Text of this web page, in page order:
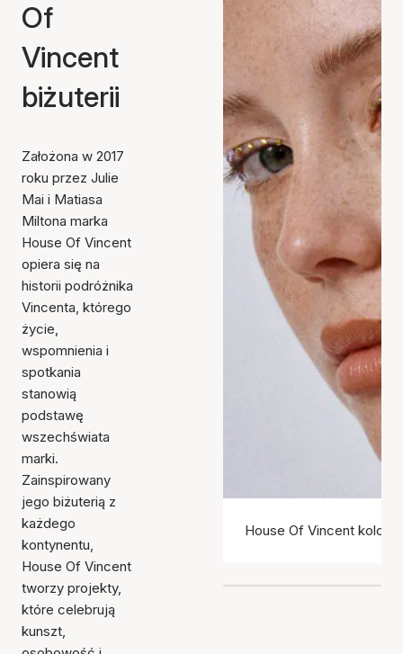
Of
Vincent
biżuterii
Założona w 2017
roku przez Julie
Mai i Matiasa
Miltona marka
House Of Vincent
opiera się na
historii podróżnika
Vincenta, którego
życie,
wspomnienia i
spotkania
stanowią
podstawę
wszechświata
marki.
Zainspirowany
jego biżuterią z
każdego
kontynentu,
House Of Vincent
tworzy projekty,
które celebrują
kunszt,
House Of Vincent